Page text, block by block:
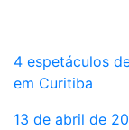
4 espetáculos
em Curitiba
13 de abril de